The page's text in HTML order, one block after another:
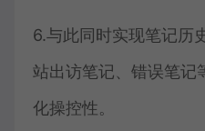
6.与此同时实现笔记历
站出访笔记、错误笔记
化操控性。